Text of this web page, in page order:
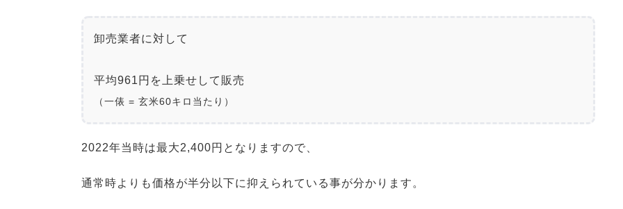
卸売業者に対して
平均961円を上乗せして販売
（一俵 = 玄米60キロ当たり）
2022年当時は最大2,400円となりますので、
通常時よりも価格が半分以下に抑えられている事が分かります。